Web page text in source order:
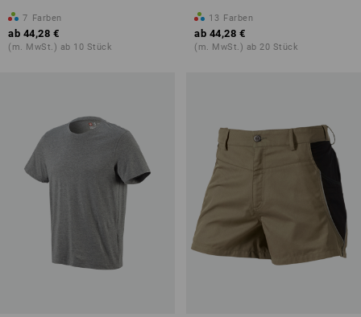
7 Farben
ab 44,28 €
(m. MwSt.) ab 10 Stück
13 Farben
ab 44,28 €
(m. MwSt.) ab 20 Stück